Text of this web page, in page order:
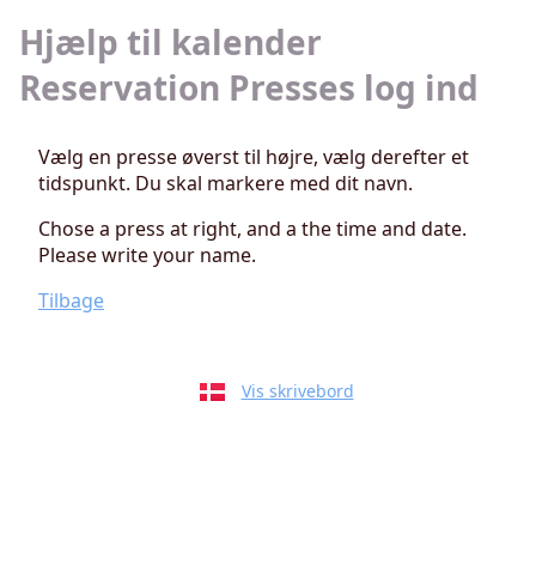
Hjælp til kalender
Reservation Presses log ind
Vælg en presse øverst til højre, vælg derefter et
tidspunkt. Du skal markere med dit navn.
Chose a press at right, and a the time and date.
Please write your name.
Tilbage
Vis skrivebord